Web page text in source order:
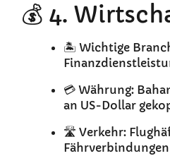
💰 4.
🏝️ Wichtige
💳 Währung:
an US-Dollar
🛣️ Verkehr: